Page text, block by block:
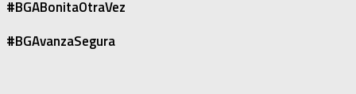
#BGABonitaOtraVez
#BGAvanzaSegura